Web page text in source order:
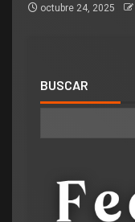
octubre 24, 2025
BUSCAR